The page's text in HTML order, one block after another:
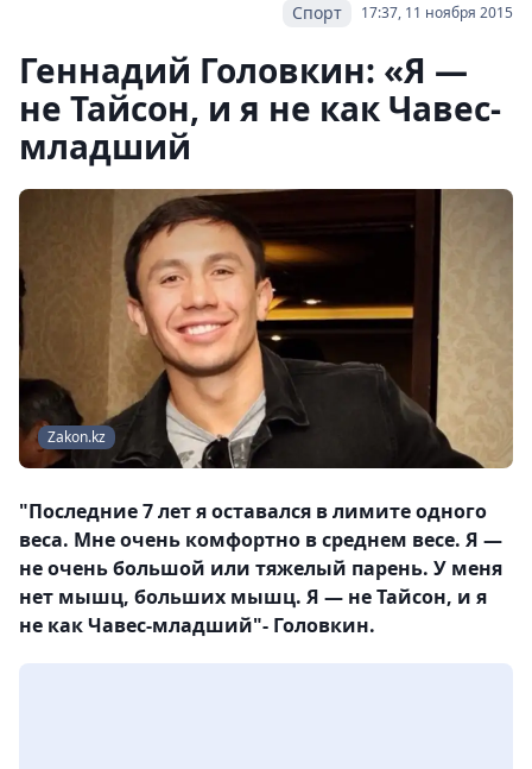
17:37, 11 ноября 2015
Спорт
Геннадий Головкин: «Я —
не Тайсон, и я не как Чавес-
младший
Zakon.kz
"Последние 7 лет я оставался в лимите одного
веса. Мне очень комфортно в среднем весе. Я —
не очень большой или тяжелый парень. У меня
нет мышц, больших мышц. Я — не Тайсон, и я
не как Чавес-младший"- Головкин.